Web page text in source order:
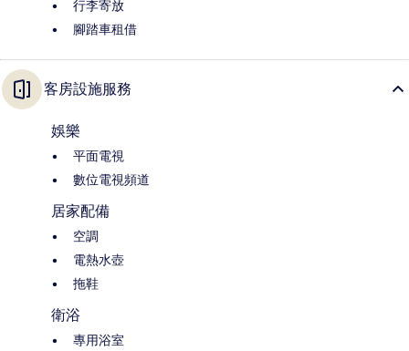
行李寄放
腳踏車租借
客房設施服務
娛樂
平面電視
數位電視頻道
居家配備
空調
電熱水壺
拖鞋
衛浴
專用浴室